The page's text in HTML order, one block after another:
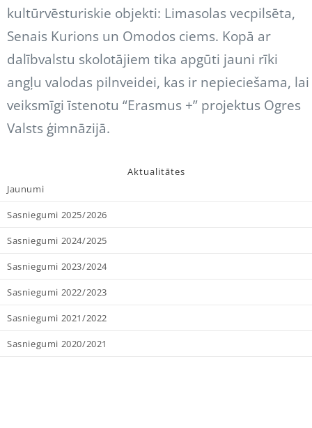
kultūrvēsturiskie objekti: Limasolas vecpilsēta,
Senais Kurions un Omodos ciems. Kopā ar
dalībvalstu skolotājiem tika apgūti jauni rīki
angļu valodas pilnveidei, kas ir nepieciešama, lai
veiksmīgi īstenotu “Erasmus +” projektus Ogres
Valsts ģimnāzijā.
Aktualitātes
Jaunumi
Sasniegumi 2025/2026
Sasniegumi 2024/2025
Sasniegumi 2023/2024
Sasniegumi 2022/2023
Sasniegumi 2021/2022
Sasniegumi 2020/2021